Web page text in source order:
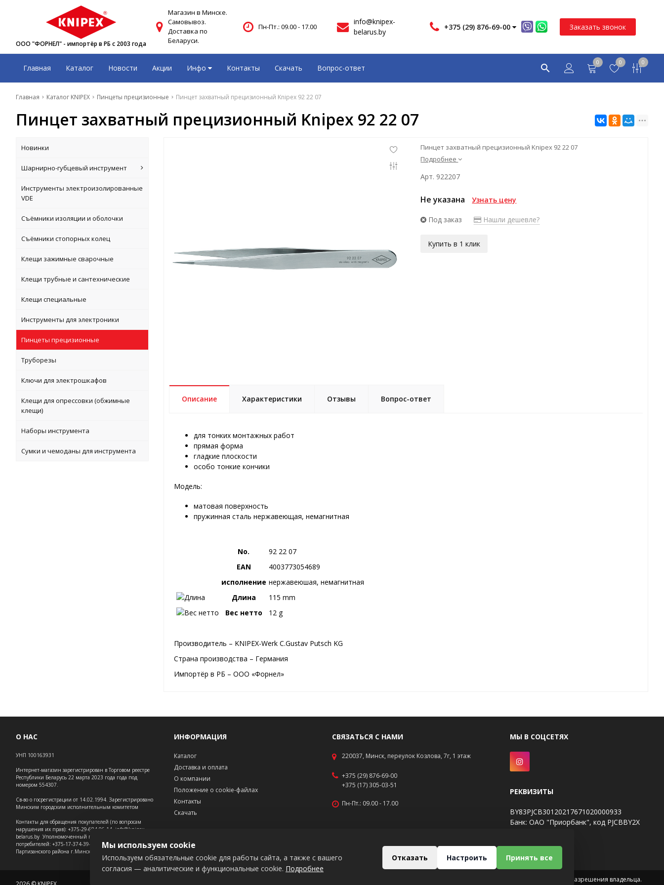
ООО "ФОРНЕЛ" - импортёр в РБ с 2003 года
Магазин в Минске.
Самовывоз.
Доставка по
Беларуси.
Пн-Пт.: 09.00 - 17.00
info@knipex-
belarus.by
+375 (29) 876-69-00 Заказать звонок
Главная Каталог Новости Акции Инфо Контакты Скачать Вопрос-ответ
0 0 0
Главная Каталог KNIPEX Пинцеты прецизионные Пинцет захватный прецизионный Knipex 92 22 07
Пинцет захватный прецизионный Knipex 92 22 07
Новинки
Шарнирно-губцевый инструмент
Инструменты электроизолированные
VDE
Съёмники изоляции и оболочки
Съёмники стопорных колец
Клещи зажимные сварочные
Клещи трубные и сантехнические
Клещи специальные
Инструменты для электроники
Пинцеты прецизионные
Труборезы
Ключи для электрошкафов
Клещи для опрессовки (обжимные
клещи)
Наборы инструмента
Сумки и чемоданы для инструмента
Пинцет захватный прецизионный Knipex 92 22 07
Подробнее
Арт. 922207
Не указана Узнать цену
Под заказ Нашли дешевле?
Купить в 1 клик
Описание Характеристики Отзывы Вопрос-ответ
для тонких монтажных работ
прямая форма
гладкие плоскости
особо тонкие кончики
Модель:
матовая поверхность
пружинная сталь нержавеющая, немагнитная
No.
92 22 07
EAN
4003773054689
исполнение нержавеюшая, немагнитная
Длина
115 mm
Вес нетто
12 g
Производитель – KNIPEX-Werk C.Gustav Putsch KG
Страна производства – Германия
Импортёр в РБ – ООО «Форнел»
О НАС
УНП 100163931
Интернет-магазин зарегистрирован в Торговом реестре
Республики Беларусь 22 марта 2023 года года под
номером 554307.
Св-во о госрегистрации от 14.02.1994. Зарегистрировано
Минским городским исполнительным комитетом
Контакты для обращения покупателей (по вопросам
нарушения их прав): +375-29-684-06-14, info@knipex-
belarus.by Уполномоченный по защите прав
потребителей: +375-17-374-39-73 – администрация
Партизанского района г.Минска.
ИНФОРМАЦИЯ
Каталог
Доставка и оплата
О компании
Положение о cookie-файлах
Контакты
Скачать
СВЯЗАТЬСЯ С НАМИ
220037, Минск, переулок Козлова, 7г, 1 этаж
+375 (29) 876-69-00
+375 (17) 305-03-51
Пн-Пт.: 09.00 - 17.00
МЫ В СОЦСЕТЯХ
РЕКВИЗИТЫ
BY83PJCB30120217671020000933
Банк: ОАО "Приорбанк", код PJCBBY2X
Использование материалов сайта только с разрешения владельца.
Мы используем cookie
Используем обязательные cookie для работы сайта, а также с вашего
согласия — аналитические и функциональные cookie. Подробнее
Отказать Настроить Принять все